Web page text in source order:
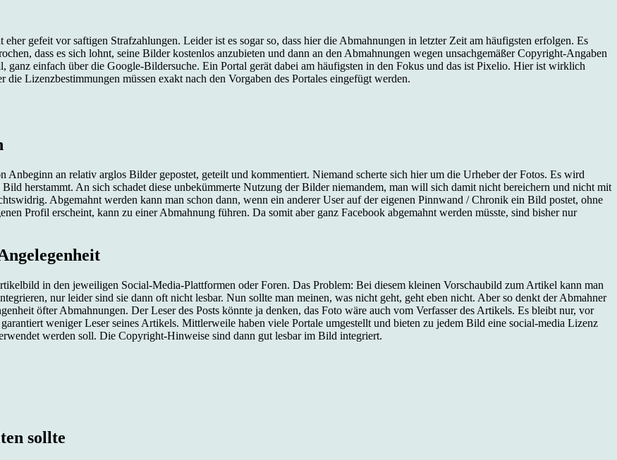
gefeit vor saftigen Strafzahlungen. Leider ist es sogar so, dass hier die Abmahnungen in letzter Zeit am häufigsten erfolgen. Es
dass es sich lohnt, seine Bilder kostenlos anzubieten und dann an den Abmahnungen wegen unsachgemäßer Copyright-Angaben
einfach über die Google-Bildersuche. Ein Portal gerät dabei am häufigsten in den Fokus und das ist Pixelio. Hier ist wirklich
Lizenzbestimmungen müssen exakt nach den Vorgaben des Portales eingefügt werden.
an relativ arglos Bilder gepostet, geteilt und kommentiert. Niemand scherte sich hier um die Urheber der Fotos. Es wird
herstammt. An sich schadet diese unbekümmerte Nutzung der Bilder niemandem, man will sich damit nicht bereichern und nicht mit
Abgemahnt werden kann man schon dann, wenn ein anderer User auf der eigenen Pinnwand / Chronik ein Bild postet, ohne
Profil erscheint, kann zu einer Abmahnung führen. Da somit aber ganz Facebook abgemahnt werden müsste, sind bisher nur
in den jeweiligen Social-Media-Plattformen oder Foren. Das Problem: Bei diesem kleinen Vorschaubild zum Artikel kann man
nur leider sind sie dann oft nicht lesbar. Nun sollte man meinen, was nicht geht, geht eben nicht. Aber so denkt der Abmahner
öfter Abmahnungen. Der Leser des Posts könnte ja denken, das Foto wäre auch vom Verfasser des Artikels. Es bleibt nur, vor
weniger Leser seines Artikels. Mittlerweile haben viele Portale umgestellt und bieten zu jedem Bild eine social-media Lizenz
werden soll. Die Copyright-Hinweise sind dann gut lesbar im Bild integriert.
sollte